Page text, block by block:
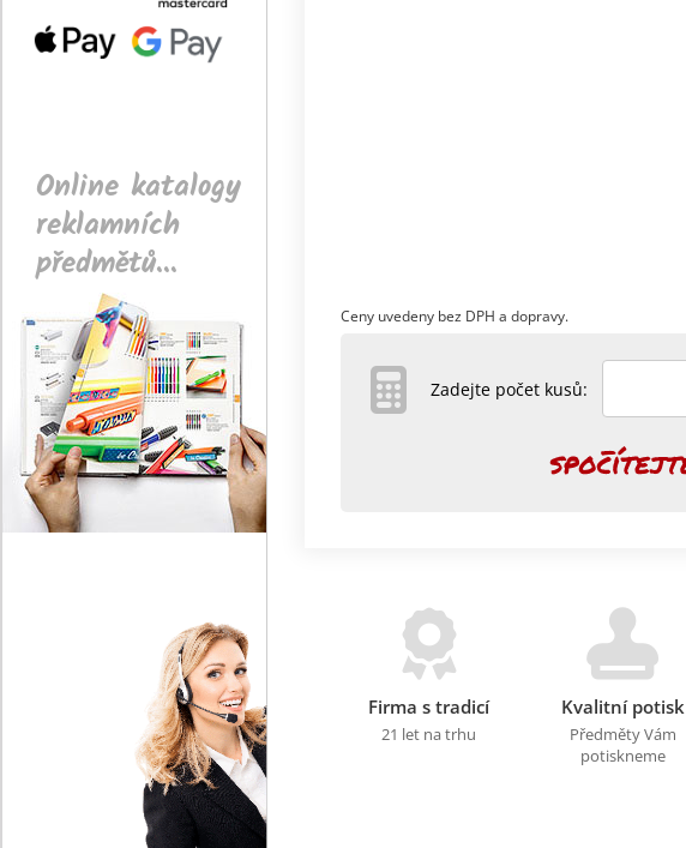
Online katalogy
reklamních
předmětů...
Ceny uvedeny bez DPH a dopravy.
Zadejte počet kusů:
Firma s tradicí
21 let na trhu
Kvalitní potisk
Předměty Vám
potiskneme